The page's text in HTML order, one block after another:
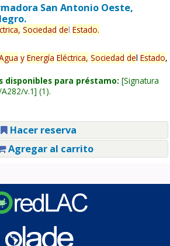
San Antonio Oeste,
Sociedad del Estado.
y Energía Eléctrica, Sociedad del Estado,
disponibles para préstamo: Signatura
v.1 (1).
Hacer reserva
Agregar al carrito